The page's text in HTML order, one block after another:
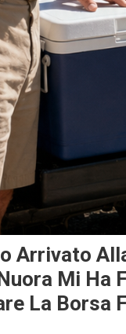
Arrivato
Mi Ha
La Borsa